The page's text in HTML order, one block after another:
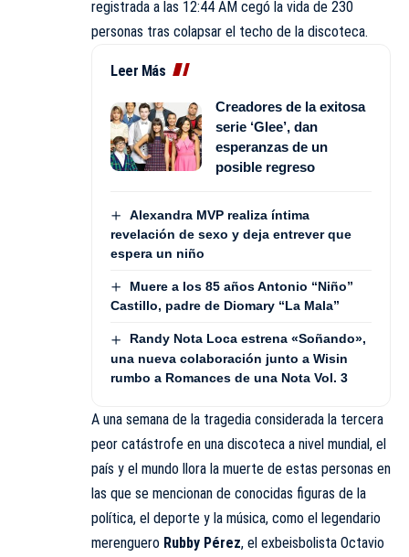
registrada a las 12:44 AM cegó la vida de 230
personas tras colapsar el techo de la discoteca.
Leer Más
Creadores de la exitosa
serie ‘Glee’, dan
esperanzas de un
posible regreso
Alexandra MVP realiza íntima
revelación de sexo y deja entrever que
espera un niño
Muere a los 85 años Antonio “Niño”
Castillo, padre de Diomary “La Mala”
Randy Nota Loca estrena «Soñando»,
una nueva colaboración junto a Wisin
rumbo a Romances de una Nota Vol. 3
A una semana de la tragedia considerada la tercera
peor catástrofe en una discoteca a nivel mundial, el
país y el mundo llora la muerte de estas personas en
las que se mencionan de conocidas figuras de la
política, el deporte y la música, como el legendario
merenguero Rubby Pérez, el exbeisbolista Octavio